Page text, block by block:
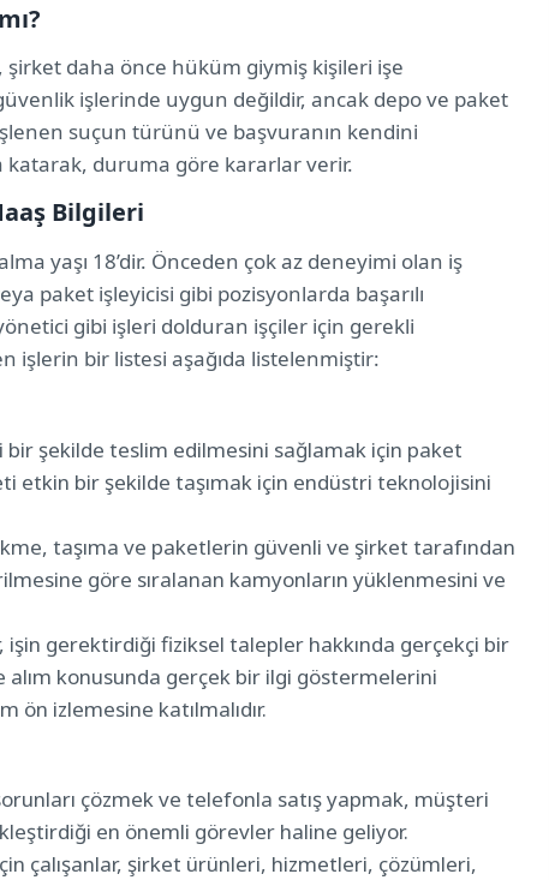
şirket daha önce hüküm giymiş kişileri işe
işlerinde uygun değildir, ancak depo ve paket
suçun türünü ve başvuranın kendini
katarak, duruma göre kararlar verir.
Bilgileri
yaşı 18’dir. Önceden çok az deneyimi olan iş
paket işleyicisi gibi pozisyonlarda başarılı
gibi işleri dolduran işçiler için gerekli
işlerin bir listesi aşağıda listelenmiştir:
şekilde teslim edilmesini sağlamak için paket
etkin bir şekilde taşımak için endüstri teknolojisini
taşıma ve paketlerin güvenli ve şirket tarafından
göre sıralanan kamyonların yüklenmesini ve
gerektirdiği fiziksel talepler hakkında gerçekçi bir
alım konusunda gerçek bir ilgi göstermelerini
ön izlemesine katılmalıdır.
çözmek ve telefonla satış yapmak, müşteri
en önemli görevler haline geliyor.
çalışanlar, şirket ürünleri, hizmetleri, çözümleri,